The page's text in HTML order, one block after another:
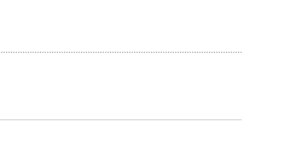
ントリー